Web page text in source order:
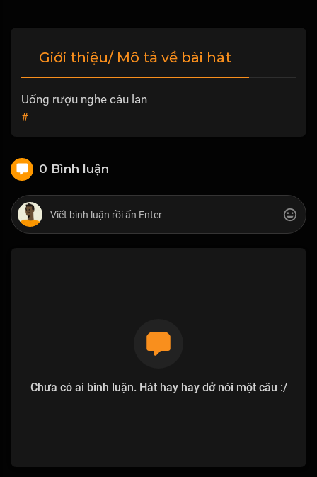
Giới thiệu/ Mô tả về bài hát
Uống rượu nghe câu lan
#
0 Bình luận
Chưa có ai bình luận. Hát hay hay dở nói một câu :/